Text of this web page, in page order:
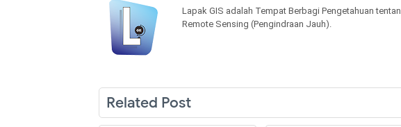
Lapak GIS adalah Tempat Berbagi Pengetahuan
Remote Sensing (Pengindraan Jauh).
Related Post